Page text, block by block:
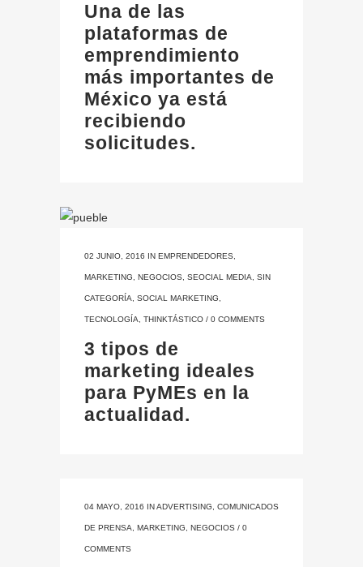
Una de las
plataformas de
emprendimiento
más importantes de
México ya está
recibiendo
solicitudes.
02 JUNIO, 2016 IN EMPRENDEDORES
MARKETING NEGOCIOS SEOCIAL MEDIA SIN
CATEGORÍA SOCIAL MARKETING
TECNOLOGÍA THINKTÁSTICO / 0 COMMENTS
3 tipos de
marketing ideales
para PyMEs en la
actualidad.
04 MAYO, 2016 INADVERTISING COMUNICADOS
DE PRENSA MARKETING NEGOCIOS / 0
COMMENTS